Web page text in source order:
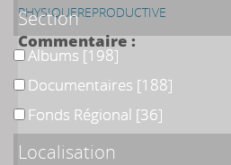
PHYSIQUEREPRODUCTIVE
Commentaire :
Section
Albums
Albums [198]
Documentaires
Documentaires [188]
Fonds Régional
Fonds Régional [36]
Localisation